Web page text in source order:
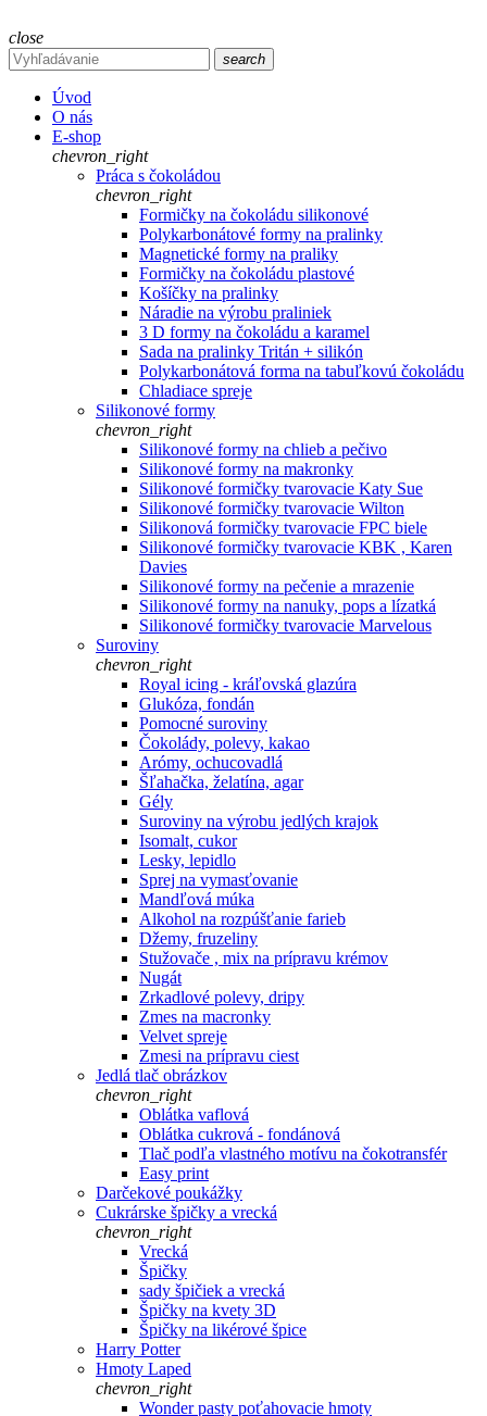
close
search
Úvod
O nás
E-shop
chevron_right
Práca s čokoládou
chevron_right
Formičky na čokoládu silikonové
Polykarbonátové formy na pralinky
Magnetické formy na praliky
Formičky na čokoládu plastové
Košíčky na pralinky
Náradie na výrobu praliniek
3 D formy na čokoládu a karamel
Sada na pralinky Tritán + silikón
Polykarbonátová forma na tabuľkovú čokoládu
Chladiace spreje
Silikonové formy
chevron_right
Silikonové formy na chlieb a pečivo
Silikonové formy na makronky
Silikonové formičky tvarovacie Katy Sue
Silikonové formičky tvarovacie Wilton
Silikonová formičky tvarovacie FPC biele
Silikonové formičky tvarovacie KBK , Karen
Davies
Silikonové formy na pečenie a mrazenie
Silikonové formy na nanuky, pops a lízatká
Silikonové formičky tvarovacie Marvelous
Suroviny
chevron_right
Royal icing - kráľovská glazúra
Glukóza, fondán
Pomocné suroviny
Čokolády, polevy, kakao
Arómy, ochucovadlá
Šľahačka, želatína, agar
Gély
Suroviny na výrobu jedlých krajok
Isomalt, cukor
Lesky, lepidlo
Sprej na vymasťovanie
Mandľová múka
Alkohol na rozpúšťanie farieb
Džemy, fruzeliny
Stužovače , mix na prípravu krémov
Nugát
Zrkadlové polevy, dripy
Zmes na macronky
Velvet spreje
Zmesi na prípravu ciest
Jedlá tlač obrázkov
chevron_right
Oblátka vaflová
Oblátka cukrová - fondánová
Tlač podľa vlastného motívu na čokotransfér
Easy print
Darčekové poukážky
Cukrárske špičky a vrecká
chevron_right
Vrecká
Špičky
sady špičiek a vrecká
Špičky na kvety 3D
Špičky na likérové špice
Harry Potter
Hmoty Laped
chevron_right
Wonder pasty poťahovacie hmoty